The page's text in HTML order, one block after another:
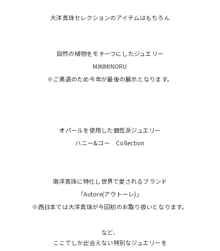
大洋真珠セレクションのアイテムはもちろん
自然の植物をモチーフにしたジュエリー
MIKIMINORU
※ご勇退のため今年が最後の展示となります。
オパールを使用した個性派ジュエリー
ハニー&コー Collection
南洋真珠に特化し世界で愛されるブランド
「Autore(アウトーレ)」
※西日本では大洋真珠が今回初のお取り扱いとなります。
など、
ここでしか出会えない特別なジュエリーを